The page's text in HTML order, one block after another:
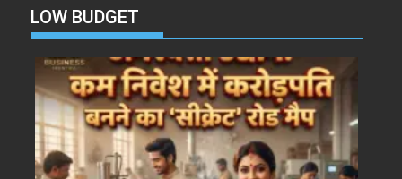
LOW BUDGET